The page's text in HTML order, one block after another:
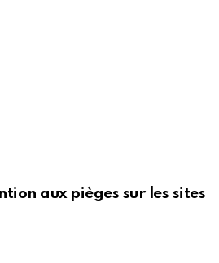
aux pièges sur les sites